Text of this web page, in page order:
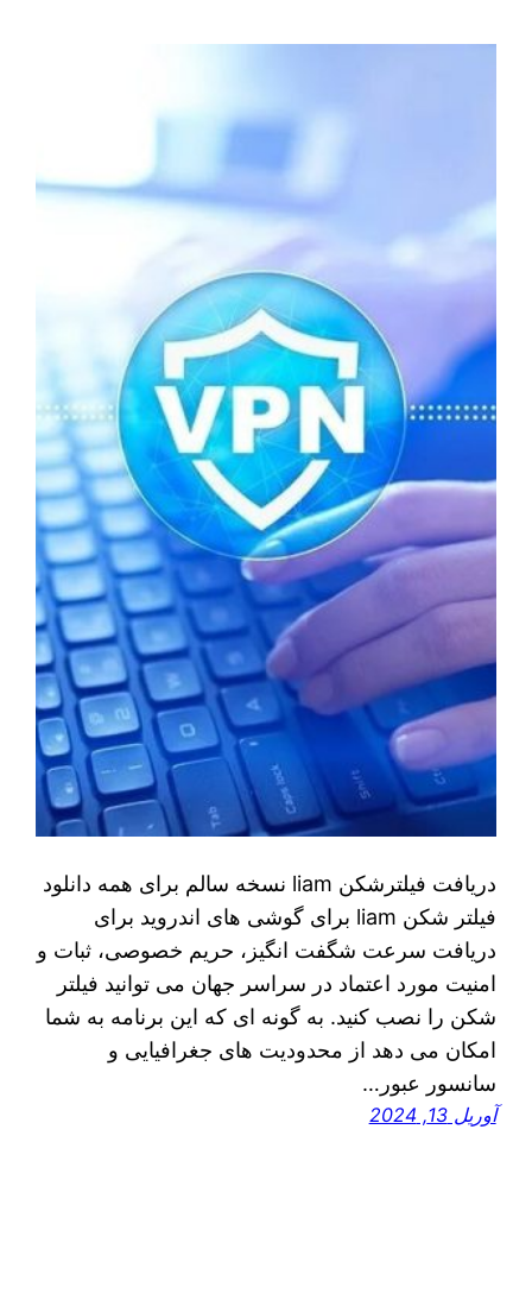
دريافت فیلترشکن liam نسخه سالم برای همه دانلود
فیلتر شکن liam برای گوشی های اندروید برای
دریافت سرعت شگفت انگیز، حریم خصوصی، ثبات و
امنیت مورد اعتماد در سراسر جهان می توانید فیلتر
شکن را نصب کنید. به گونه ای که این برنامه به شما
امکان می دهد از محدودیت های جغرافیایی و
سانسور عبور…
آوریل 13, 2024